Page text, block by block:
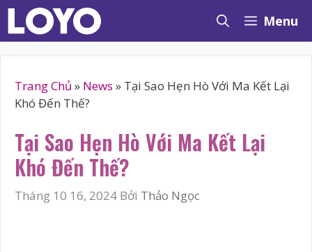
Chuyển
đến
nội
Menu
Trang Chủ » News » Tại Sao Hẹn Hò Với Ma Kết Lại
Khó Đến Thế?
Tại Sao Hẹn Hò Với Ma Kết Lại
Khó Đến Thế?
Tháng 10 16, 2024 Bởi Thảo Ngọc